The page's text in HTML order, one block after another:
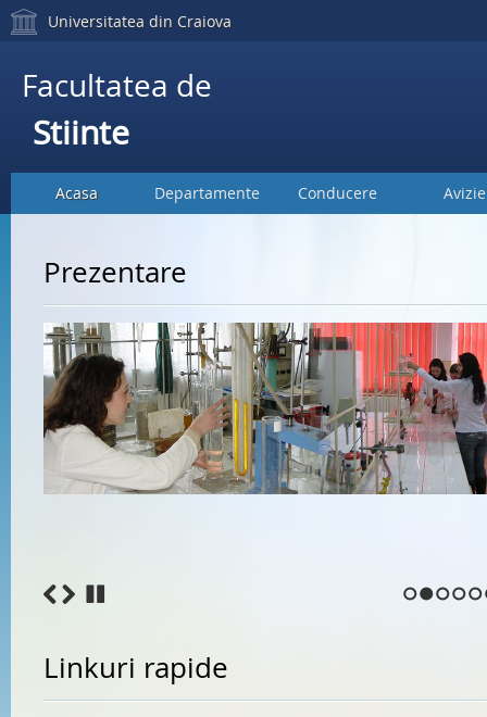
Universitatea din Craiova
Facultatea de
Stiinte
Acasa Departamente Conducere
Prezentare
Linkuri rapide